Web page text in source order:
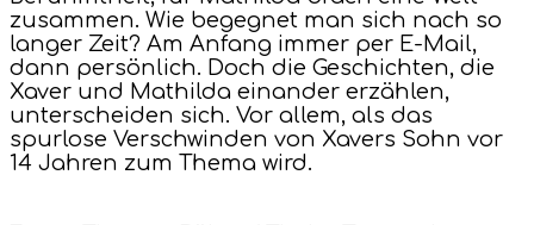
zusammen. Wie begegnet man sich nach so
langer Zeit? Am Anfang immer per E-Mail,
dann persönlich. Doch die Geschichten, die
Xaver und Mathilda einander erzählen,
unterscheiden sich. Vor allem, als das
spurlose Verschwinden von Xavers Sohn vor
14 Jahren zum Thema wird.